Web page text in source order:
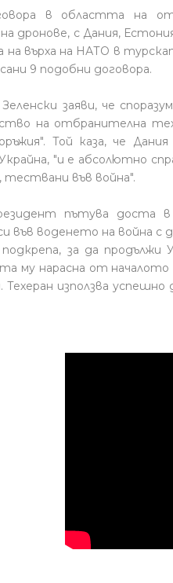
в областта на
дронове, с Дания,
на върха на НАТО в
9 подобни договора.
заяви, че
на отбранителна
Той каза, че
"и е абсолютно
тествани във война".
пътува доста
воденето на война с
за да продължи
му нарасна от началото
използва успешно